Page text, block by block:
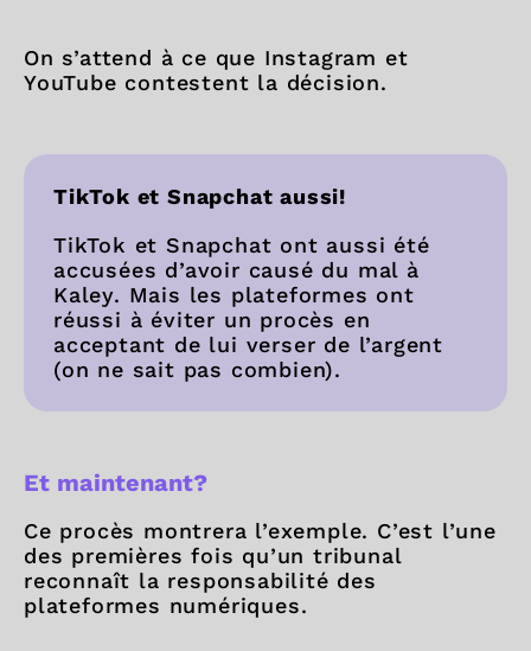
On s’attend à ce que Instagram et
YouTube contestent la décision.
TikTok et Snapchat aussi!
TikTok et Snapchat ont aussi été
accusées d’avoir causé du mal à
Kaley. Mais les plateformes ont
réussi à éviter un procès en
acceptant de lui verser de l’argent
(on ne sait pas combien).
Et maintenant?
Ce procès montrera l’exemple. C’est l’une
des premières fois qu’un tribunal
reconnaît la responsabilité des
plateformes numériques.